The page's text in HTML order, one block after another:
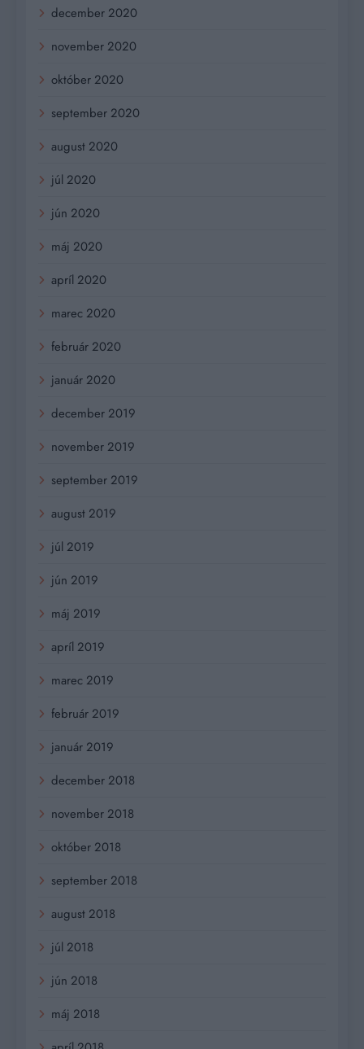
december 2020
november 2020
október 2020
september 2020
august 2020
júl 2020
jún 2020
máj 2020
apríl 2020
marec 2020
február 2020
január 2020
december 2019
november 2019
september 2019
august 2019
júl 2019
jún 2019
máj 2019
apríl 2019
marec 2019
február 2019
január 2019
december 2018
november 2018
október 2018
september 2018
august 2018
júl 2018
jún 2018
máj 2018